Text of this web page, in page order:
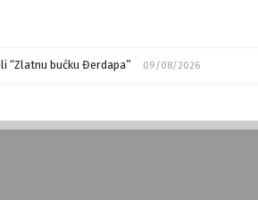
“Zlatnu bućku Đerdapa” 09/08/2026